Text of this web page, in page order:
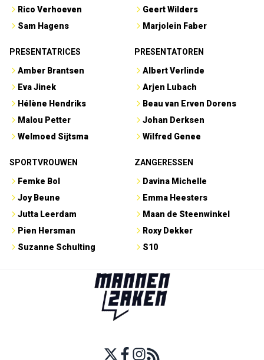
Rico Verhoeven
Sam Hagens
Geert Wilders
Marjolein Faber
PRESENTATRICES
Amber Brantsen
Eva Jinek
Hélène Hendriks
Malou Petter
Welmoed Sijtsma
PRESENTATOREN
Albert Verlinde
Arjen Lubach
Beau van Erven Dorens
Johan Derksen
Wilfred Genee
SPORTVROUWEN
Femke Bol
Joy Beune
Jutta Leerdam
Pien Hersman
Suzanne Schulting
ZANGERESSEN
Davina Michelle
Emma Heesters
Maan de Steenwinkel
Roxy Dekker
S10